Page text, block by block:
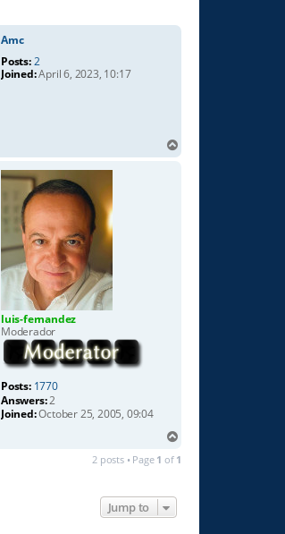
Amc
Posts:2
Joined:April 6, 2023, 10:17
luis-fernandez
Moderador
Posts: 1770
Answers:2
Joined:October 25, 2005, 09:04
2 posts • Page 1 of 1
Jump to